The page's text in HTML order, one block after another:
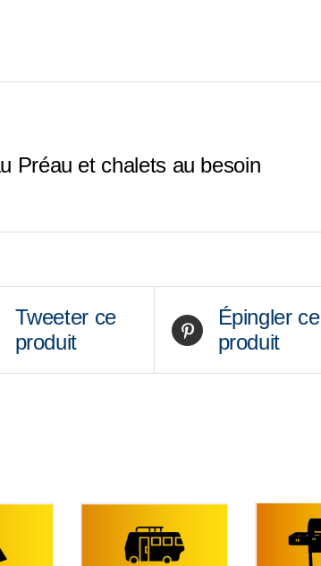
Préau et chalets au besoin
Tweeter ce
produit
Épingler ce
produit